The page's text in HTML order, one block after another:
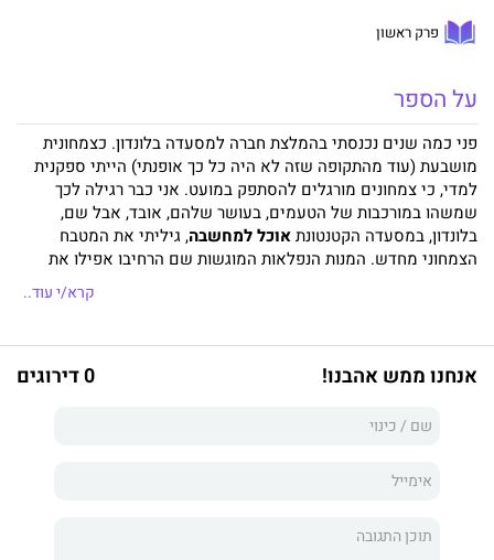
פרק ראשון
על הספר
פני כמה שנים נכנסתי בהמלצת חברה למסעדה בלונדון. כצמחונית
מושבעת (עוד מהתקופה שזה לא היה כל כך אופנתי) הייתי ספקנית
למדי, כי צמחונים מורגלים להסתפק במועט. אני כבר רגילה לכך
שמשהו במורכבות של הטעמים, בעושר שלהם, אובד, אבל שם,
בלונדון, במסעדה הקטנטונתאוכל למחשבה, גיליתי את המטבח
הצמחוני מחדש. המנות הנפלאות המוגשות שם הרחיבו אפילו את
המושגים שלי על הבישול הצמחוני ועל האפשריות הגלומות בו.
כשסיפרתי לחברתי תמי גרייניק, בשלנית לא קטנה בפני עצמה, על
אותו לא יהיו לך יותר תירוצים," אמרה – וכך נולד הספר הזה. ככל
שתרגמנו, בישלנו, אכלנו ונהנינו, הלך הסוד ונפרש בפנינו: מדובר
חשוב – טעים! מאוד! הרבה ארוחות משפחתיות נרקחו על בסיס
בריאותי אלא גם היבט סביבתי ואקולוגי, מציע הספר
ליהנות מבישול מאתגר, מגוון ורבגוני.
קרא/י עוד..
אנחנו ממש אהבנו! 0 דירוגים